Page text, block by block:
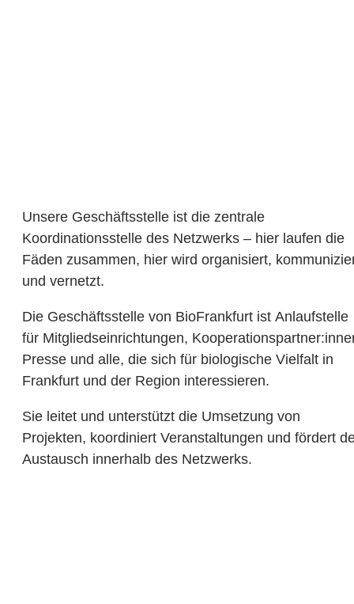
Unsere Geschäftsstelle ist die zentrale
Koordinationsstelle des Netzwerks – hier laufen die
Fäden zusammen, hier wird organisiert,
und vernetzt.
Die Geschäftsstelle von BioFrankfurt ist Anlaufstelle
für Mitgliedseinrichtungen,
Presse und alle, die sich für biologische Vielfalt in
Frankfurt und der Region interessieren.
Sie leitet und unterstützt die Umsetzung von
Projekten, koordiniert Veranstaltungen und fördert
Austausch innerhalb des Netzwerks.